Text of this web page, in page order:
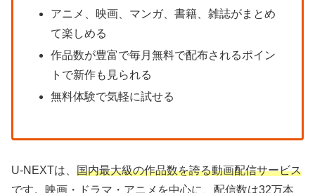
アニメ、映画、マンガ、書籍、雑誌がまとめ
て楽しめる
作品数が豊富で毎月無料で配布されるポイン
トで新作も見られる
無料体験で気軽に試せる
U-NEXTは、 国内最大級の作品数を誇る動画配信サービス
です。映画・ドラマ・アニメを中心に、配信数は32万本